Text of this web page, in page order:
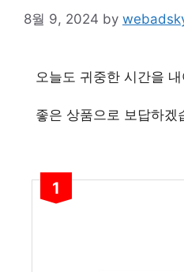
8월 9, 2024 by
오늘도 귀중한 시간을
좋은 상품으로 보답하겠
1